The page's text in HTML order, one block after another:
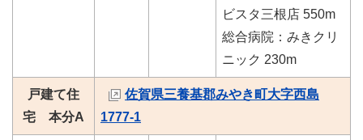
ビスタ三根店 550m
総合病院：みきクリ
ニック 230m
戸建て住
宅 本分A
佐賀県三養基郡みやき町大字西島
1777-1